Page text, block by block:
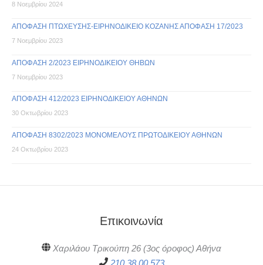
8 Νοεμβρίου 2024
ΑΠΟΦΑΣΗ ΠΤΩΧΕΥΣΗΣ-ΕΙΡΗΝΟΔΙΚΕΙΟ ΚΟΖΑΝΗΣ ΑΠΟΦΑΣΗ 17/2023
7 Νοεμβρίου 2023
ΑΠΟΦΑΣΗ 2/2023 ΕΙΡΗΝΟΔΙΚΕΙΟΥ ΘΗΒΩΝ
7 Νοεμβρίου 2023
ΑΠΟΦΑΣΗ 412/2023 ΕΙΡΗΝΟΔΙΚΕΙΟΥ ΑΘΗΝΩΝ
30 Οκτωβρίου 2023
ΑΠΟΦΑΣΗ 8302/2023 ΜΟΝΟΜΕΛΟΥΣ ΠΡΩΤΟΔΙΚΕΙΟΥ ΑΘΗΝΩΝ
24 Οκτωβρίου 2023
Επικοινωνία
Χαριλάου Τρικούπη 26 (3ος όροφος) Αθήνα